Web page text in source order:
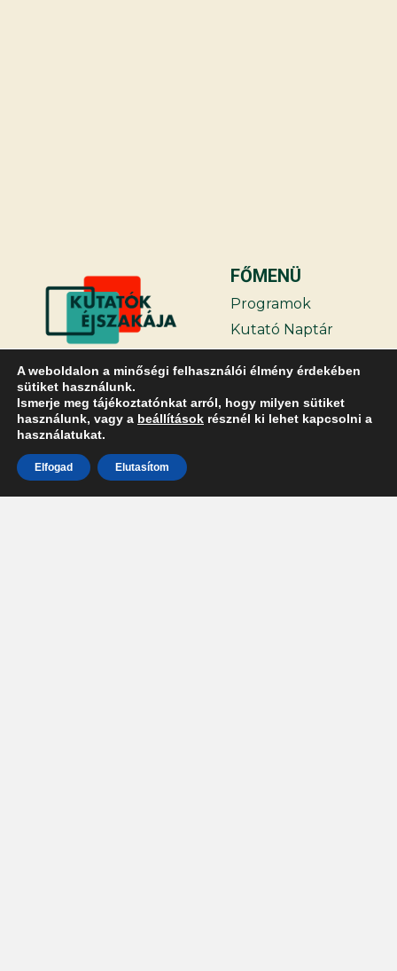
FŐMENÜ
Programok
Kutató Naptár
Támogatóink
Hírek
GYIK
Kapcsolat
A weboldalon a minőségi felhasználói élmény érdekében
sütiket használunk.
Ismerje meg tájékoztatónkat arról, hogy milyen sütiket
használunk, vagy a beállítások résznél ki lehet kapcsolni a
használatukat.
Elfogad Elutasítom